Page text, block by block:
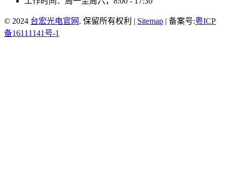
© 2024 台宏光电官网 . 保留所有权利 | Sitemap | 备案号:粤ICP
备16111141号-1